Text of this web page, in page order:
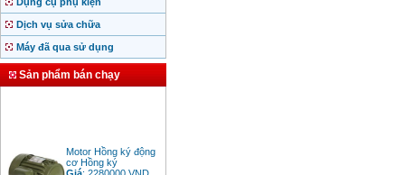
Dịch vụ sửa chữa
Máy đã qua sử dụng
Sản phẩm bán chạy
Motor Hồng ký động
cơ Hồng ký
Giá :2280000 VND